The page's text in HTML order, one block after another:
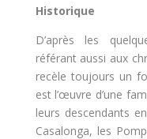
Historique
D’après les
référant aussi aux
recèle toujours un
est l’œuvre d’une
leurs descendants
Casalonga, les